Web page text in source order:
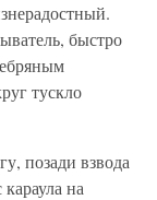
быстро
тускло
позади взвода
на